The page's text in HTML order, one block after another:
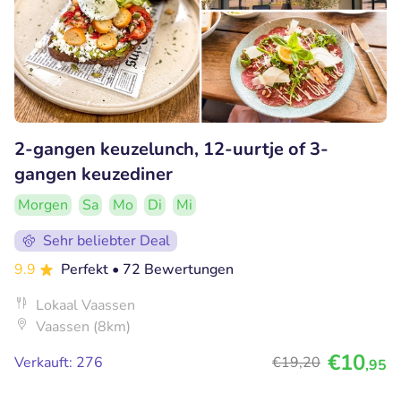
2-gangen keuzelunch, 12-uurtje of 3-
gangen keuzediner
Morgen Sa Mo Di
Mi
Sehr beliebter Deal
9.9
Perfekt • 72 Bewertungen
Lokaal Vaassen
Vaassen (8km)
Verkauft: 276
€19,20 €10,95